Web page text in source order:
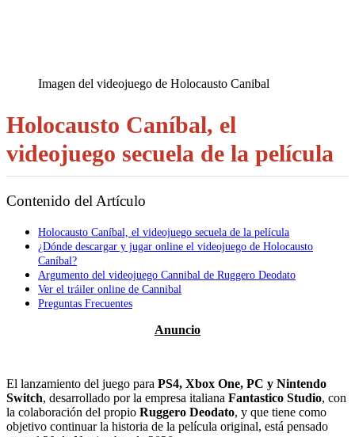
Imagen del videojuego de Holocausto Canibal
Holocausto Caníbal, el
videojuego secuela de la película
Contenido del Artículo
Holocausto Caníbal, el videojuego secuela de la película
¿Dónde descargar y jugar online el videojuego de Holocausto
Caníbal?
Argumento del videojuego Cannibal de Ruggero Deodato
Ver el tráiler online de Cannibal
Preguntas Frecuentes
El lanzamiento del juego para PS4, Xbox One, PC y Nintendo
Switch, desarrollado por la empresa italiana Fantastico Studio, con
la colaboración del propio Ruggero Deodato, y que tiene como
objetivo continuar la historia de la película original, está pensado